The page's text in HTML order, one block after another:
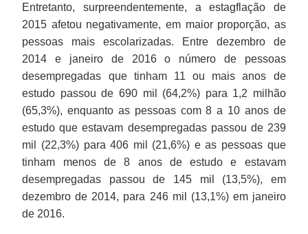
Entretanto, surpreendentemente, a estagflação de
2015 afetou negativamente, em maior proporção, as
pessoas mais escolarizadas. Entre dezembro de
2014 e janeiro de 2016 o número de pessoas
desempregadas que tinham 11 ou mais anos de
estudo passou de 690 mil (64,2%) para 1,2 milhão
(65,3%), enquanto as pessoas com 8 a 10 anos de
estudo que estavam desempregadas passou de 239
mil (22,3%) para 406 mil (21,6%) e as pessoas que
tinham menos de 8 anos de estudo e estavam
desempregadas passou de 145 mil (13,5%), em
dezembro de 2014, para 246 mil (13,1%) em janeiro
de 2016.